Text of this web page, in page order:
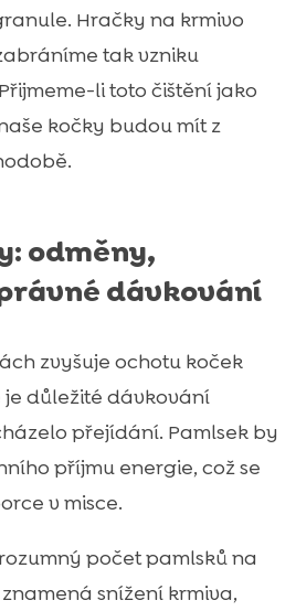
Hračky na krmivo
tak vzniku
li toto čištění jako
kočky budou mít z
odměny,
dávkování
zvyšuje ochotu koček
důležité dávkování
přejídání. Pamlsek by
příjmu energie, což se
v misce.
počet pamlsků na
snížení krmiva,